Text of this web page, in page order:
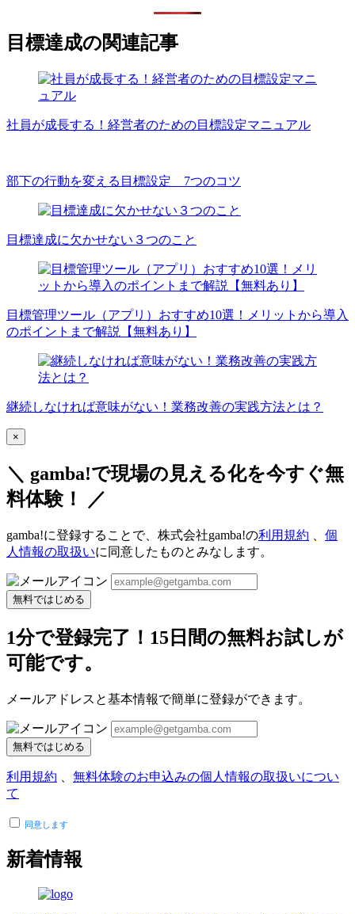
目標達成の関連記事
社員が成長する！経営者のための目標設定マニュアル
部下の行動を変える目標設定 7つのコツ
目標達成に欠かせない３つのこと
目標管理ツール（アプリ）おすすめ10選！メリットから導入
のポイントまで解説【無料あり】
継続しなければ意味がない！業務改善の実践方法とは？
×
＼ gamba!で現場の見える化を今すぐ無
料体験！ ／
gamba!に登録することで、株式会社gamba!の利用規約
個
人情報の取扱いに同意したものとみなします。
無料ではじめる
1分で登録完了！15日間の無料お試しが
可能です。
メールアドレスと基本情報で簡単に登録ができます。
無料ではじめる
利用規約
無料体験のお申込みの個人情報の取扱いについ
て
同意します
新着情報